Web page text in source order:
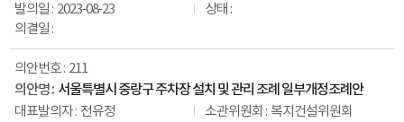
2023-08-23
211
서울특별시 중랑구 주차장 설치 및 관리 조례 일부개정조례안
전유정
복지건설위원회